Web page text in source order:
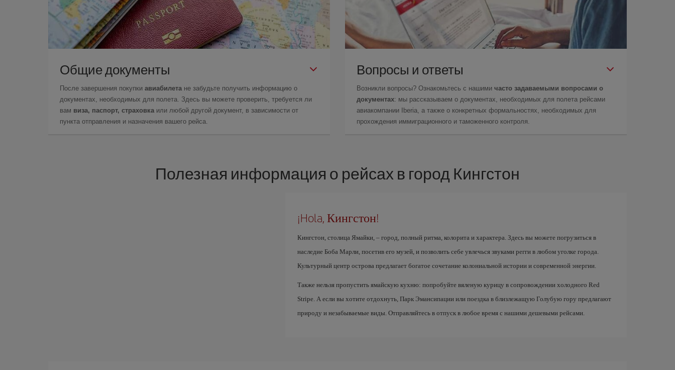
Общие документы
После завершения покупки авиабилета не забудьте получить информацию о
документах, необходимых для полета. Здесь вы можете проверить, требуется ли
вам виза, паспорт, страховка или любой другой документ, в зависимости от
пункта отправления и назначения вашего рейса.
Вопросы и ответы
Возникли вопросы? Ознакомьтесь с нашими часто задаваемыми вопросами о
документах: мы рассказываем о документах, необходимых для полета рейсами
авиакомпании Iberia, а также о конкретных формальностях, необходимых для
прохождения иммиграционного и таможенного контроля.
Полезная информация о рейсах в город Кингстон
¡Hola, Кингстон!
Кингстон, столица Ямайки, – город, полный ритма, колорита и характера. Здесь вы можете погрузиться в
наследие Боба Марли, посетив его музей, и позволить себе увлечься звуками регги в любом уголке города.
Культурный центр острова предлагает богатое сочетание колониальной истории и современной энергии.
Также нельзя пропустить ямайскую кухню: попробуйте вяленую курицу в сопровождении холодного Red
Stripe. А если вы хотите отдохнуть, Парк Эмансипации или поездка в близлежащую Голубую гору предлагают
природу и незабываемые виды. Отправляйтесь в отпуск в любое время с нашими дешевыми рейсами.